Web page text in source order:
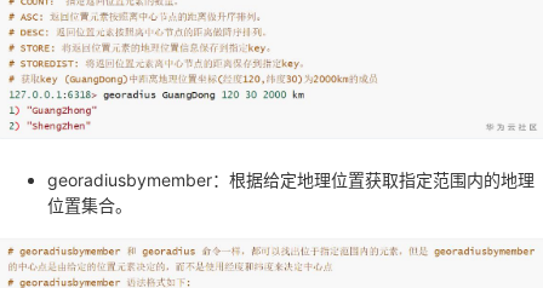
georadiusbymember：根据给定地理位置获取指定范围内的地理
位置集合。